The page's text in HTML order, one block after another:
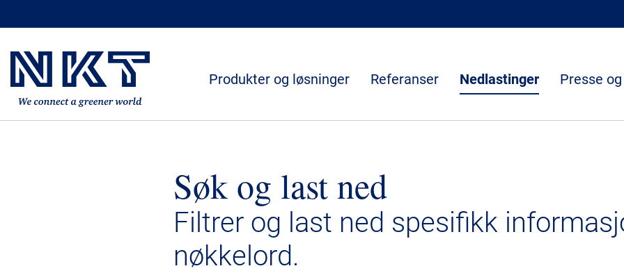
Produkter og løsninger Referanser Nedlastinger Presse
Søk og last ned
Filtrer og last ned spesifikk
nøkkelord.